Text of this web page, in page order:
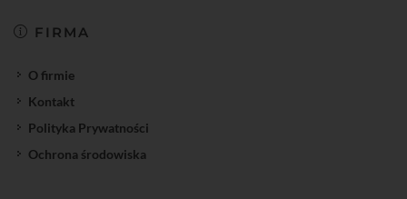
FIRMA
O firmie
Kontakt
Polityka Prywatności
Ochrona środowiska